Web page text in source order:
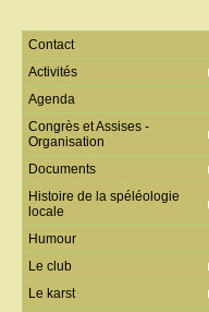
Contact
Activités
Agenda
Congrès et Assises -
Organisation
Documents
Histoire de la spéléologie
locale
Humour
Le club
Le karst